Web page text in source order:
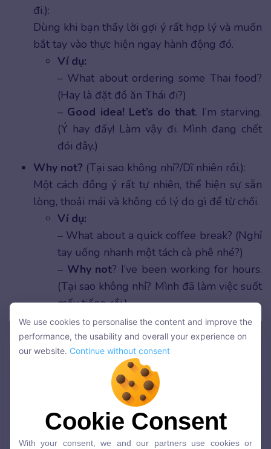
đi.):
Dùng khi bạn thấy lời gợi ý rất hợp lý và muốn
bắt tay vào thực hiện ngay hành động đó.
Ví dụ:
– What about ordering some Thai food?
(Hay là đặt đồ ăn Thái đi?)
– Good idea! Let’s do that. I’m starving.
(Ý hay đấy! Làm vậy đi. Mình đang chết
đói đây.)
Why not? (Tại sao không nhỉ?/Dĩ nhiên rồi.):
Một cách đồng ý rất tự nhiên, thể hiện sự sẵn
lòng, thoải mái và không có lý do gì để từ chối.
Ví dụ:
– What about a quick coffee break? (Nghỉ
tay uống nhanh một tách cà phê nhé?)
– Why not? I’ve been working for hours.
(Tại sao không nhỉ? Mình đã làm việc suốt
mấy tiếng rồi.)
We use cookies to personalise the content and improve the
performance, the usability and overall your experience on
Continue without consent
Cookie Consent
We use cookies to personalise the content and improve the
performance, the usability and overall your experience on
our website. Continue without consent
Cookie Consent
With your consent, we and our partners use cookies or